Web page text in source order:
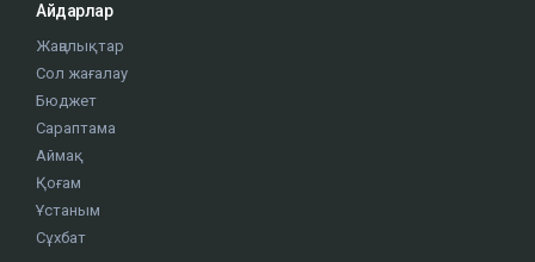
Айдарлар
Жаңалықтар
Сол жағалау
Бюджет
Сараптама
Аймақ
Қоғам
Ұстаным
Сұхбат